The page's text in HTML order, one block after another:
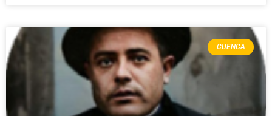
CUENCA